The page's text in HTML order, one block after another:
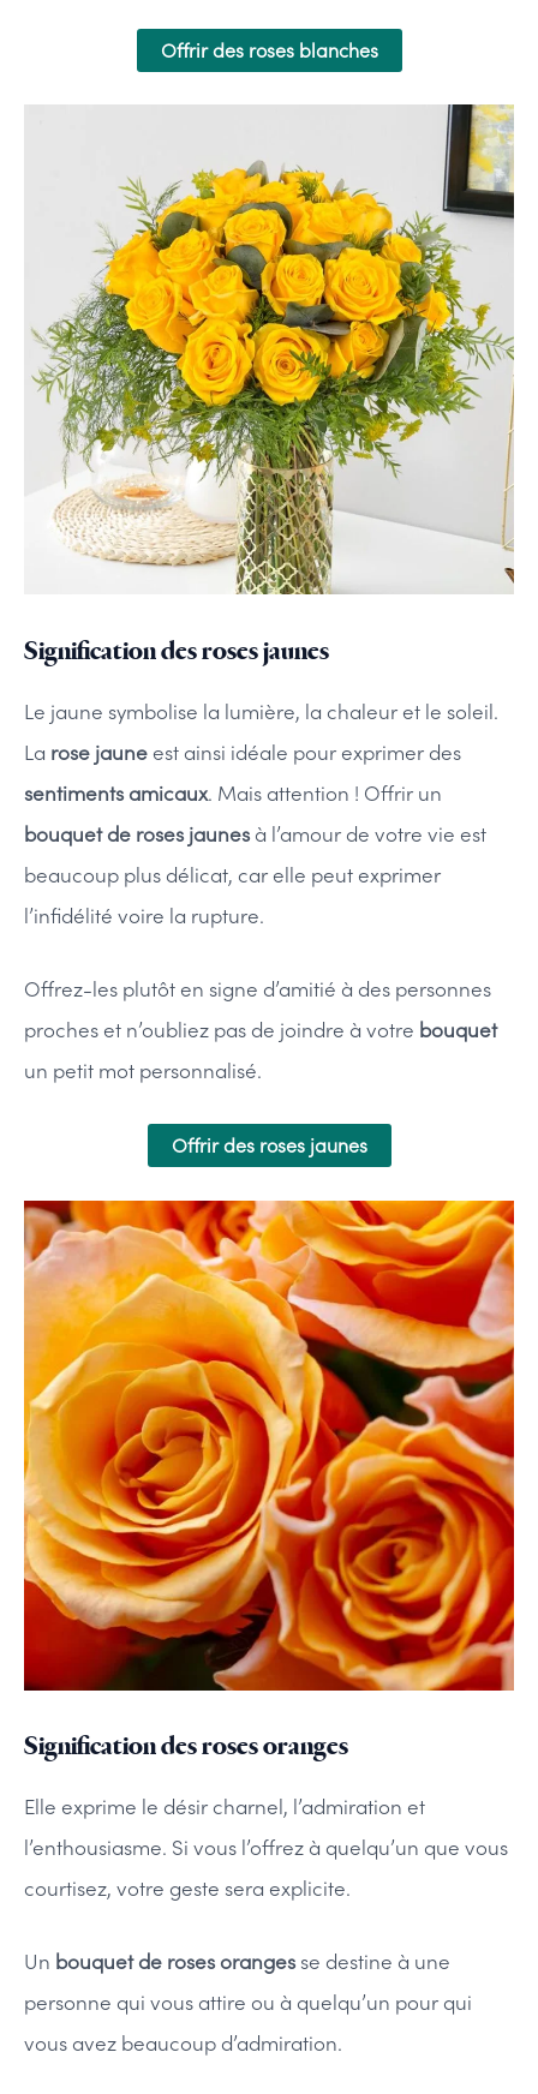
Offrir des roses blanches
Signification des roses jaunes
Le jaune symbolise la lumière, la chaleur et le soleil.
La rose jaune est ainsi idéale pour exprimer des
sentiments amicaux. Mais attention ! Offrir un
bouquet de roses jaunesà l’amour de votre vie est
beaucoup plus délicat, car elle peut exprimer
l’infidélité voire la rupture.
Offrez-les plutôt en signe d’amitié à des personnes
proches et n’oubliez pas de joindre à votre bouquet
un petit mot personnalisé.
Offrir des roses jaunes
Signification des roses oranges
Elle exprime le désir charnel, l’admiration et
l’enthousiasme. Si vous l’offrez à quelqu’un que vous
courtisez, votre geste sera explicite.
Un bouquet de roses orangesse destine à une
personne qui vous attire ou à quelqu’un pour qui
vous avez beaucoup d’admiration.